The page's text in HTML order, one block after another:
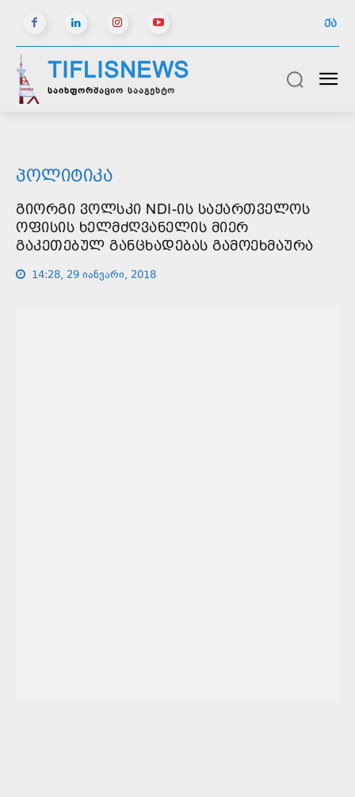
ᲥᲐ
TIFLISNEWS
საინფორმაციო სააგენტო
ᲞᲝᲚᲘᲢᲘᲙᲐ
ᲒᲘᲝᲠᲒᲘ ᲕᲝᲚᲡᲙᲘ NDI-ᲘᲡ ᲡᲐᲥᲐᲠᲗᲕᲔᲚᲝᲡ
ᲝᲤᲘᲡᲘᲡ ᲮᲔᲚᲛᲫᲦᲕᲐᲜᲔᲚᲘᲡ ᲛᲘᲔᲠ
ᲒᲐᲙᲔᲗᲔᲑᲣᲚ ᲒᲐᲜᲪᲮᲐᲓᲔᲑᲐᲡ ᲒᲐᲛᲝᲔᲮᲛᲐᲣᲠᲐ
14:28, 29 იანვარი, 2018